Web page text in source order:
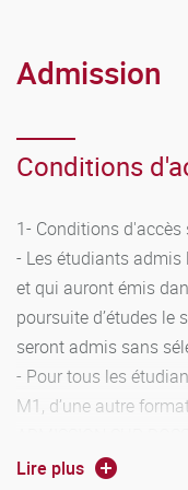
CAPITALISATION :
est affectée d’une
UE est validée et
acquise lorsque
supérieure ou égale
chaque matière de
l’étudiant d’acquérir
ont une valeur en
Admission
Conditions
1- Conditions d'accès
- Les étudiants admis
et qui auront émis
poursuite d’études le
seront admis sans
- Pour tous les
M1, d’une autre
formation, et après
Lire plus